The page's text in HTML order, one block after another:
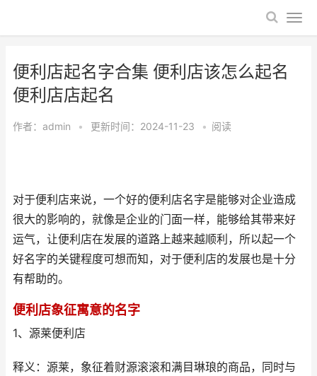
便利店起名字合集 便利店该怎么起名
便利店店起名
作者： admin • 更新时间：2024-11-23 • 阅读
对于便利店来说，一个好的便利店名字是能够对企业造成
很大的影响的，就像是企业的门面一样，能够给其带来好
运气，让便利店在发展的道路上越来越顺利，所以起一个
好名字的关键程度可想而知，对于便利店的发展也是十分
有帮助的。
便利店象征寓意的名字
1、源莱便利店
释义：源莱，象征着财源滚滚和满目琳琅的商品，同时与